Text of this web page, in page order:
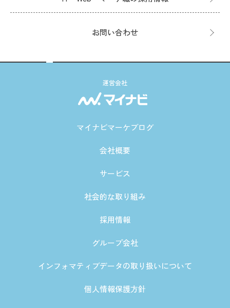
お問い合わせ
運営会社
マイナビマーケブログ
会社概要
サービス
社会的な取り組み
採用情報
グループ会社
インフォマティブデータの取り扱いについて
個人情報保護方針